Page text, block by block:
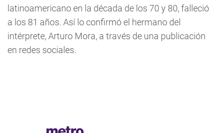
latinoamericano en la década de los 70 y 80, falleció
a los 81 años. Así lo confirmó el hermano del
intérprete, Arturo Mora, a través de una publicación
en redes sociales.